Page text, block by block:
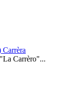
Carrèra
Carrèro"...